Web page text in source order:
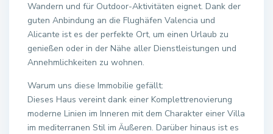
Wandern und für Outdoor-Aktivitäten eignet. Dank der
guten Anbindung an die Flughäfen Valencia und
Alicante ist es der perfekte Ort, um einen Urlaub zu
genießen oder in der Nähe aller Dienstleistungen und
Annehmlichkeiten zu wohnen.
Warum uns diese Immobilie gefällt:
Dieses Haus vereint dank einer Komplettrenovierung
moderne Linien im Inneren mit dem Charakter einer Villa
im mediterranen Stil im Äußeren. Darüber hinaus ist es